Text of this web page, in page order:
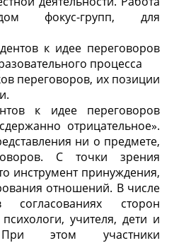
фокус-групп, для
к идее переговоров
процесса
переговоров, их позиции
к идее переговоров
отрицательное».
ни о предмете,
С точки зрения
инструмент принуждения,
отношений. В числе
согласованиях сторон
учителя, дети и
этом участники